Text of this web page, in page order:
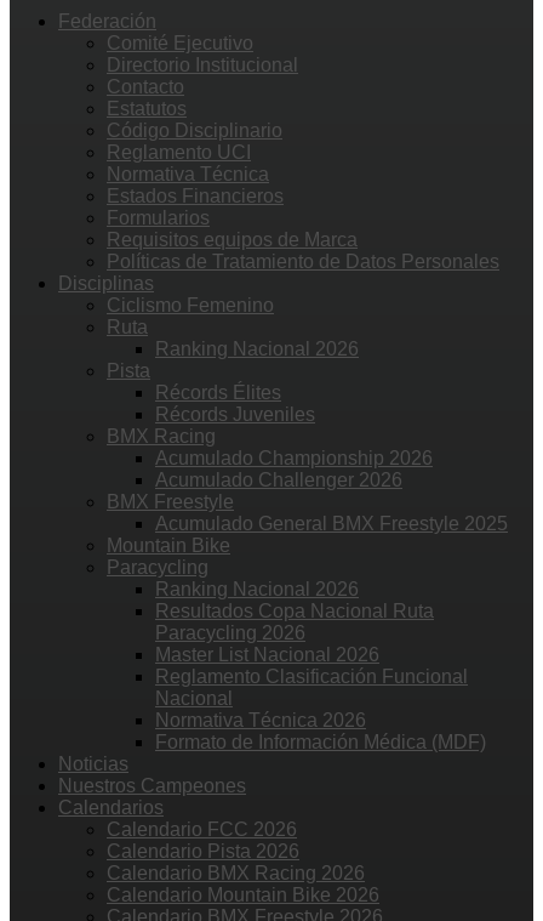
Federación
Comité Ejecutivo
Directorio Institucional
Contacto
Estatutos
Código Disciplinario
Reglamento UCI
Normativa Técnica
Estados Financieros
Formularios
Requisitos equipos de Marca
Políticas de Tratamiento de Datos Personales
Disciplinas
Ciclismo Femenino
Ruta
Ranking Nacional 2026
Pista
Récords Élites
Récords Juveniles
BMX Racing
Acumulado Championship 2026
Acumulado Challenger 2026
BMX Freestyle
Acumulado General BMX Freestyle 2025
Mountain Bike
Paracycling
Ranking Nacional 2026
Resultados Copa Nacional Ruta
Paracycling 2026
Master List Nacional 2026
Reglamento Clasificación Funcional
Nacional
Normativa Técnica 2026
Formato de Información Médica (MDF)
Noticias
Nuestros Campeones
Calendarios
Calendario FCC 2026
Calendario Pista 2026
Calendario BMX Racing 2026
Calendario Mountain Bike 2026
Calendario BMX Freestyle 2026